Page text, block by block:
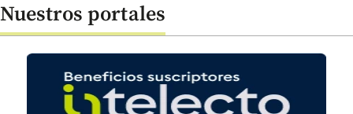
Nuestros portales